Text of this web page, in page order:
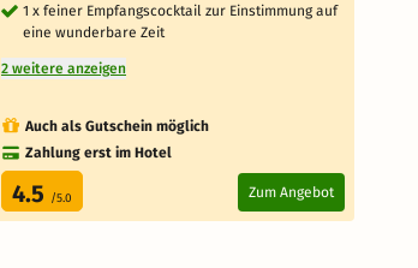
1 x feiner Empfangscocktail zur Einstimmung auf
eine wunderbare Zeit
2 weitere anzeigen
Auch als Gutschein möglich
Zahlung erst im Hotel
4.5 /5.0 Zum Angebot